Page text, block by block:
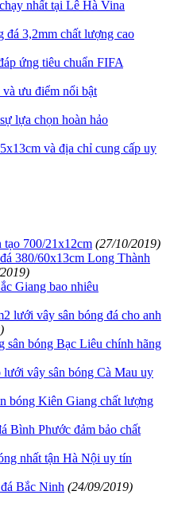
nhất tại Lê Hà Vina
đá 3,2mm chất lượng cao
ứng tiêu chuẩn FIFA
ưu điểm nổi bật
lựa chọn hoàn hảo
và địa chỉ cung cấp uy
tạo 700/21x12cm (27/10/2019)
380/60x13cm Long Thành
Giang bao nhiêu
lưới vây sân bóng đá cho anh
sân bóng Bạc Liêu chính hãng
vây sân bóng Cà Mau uy
bóng Kiên Giang chất lượng
Bình Phước đảm bảo chất
nhất tận Hà Nội uy tín
Bắc Ninh (24/09/2019)